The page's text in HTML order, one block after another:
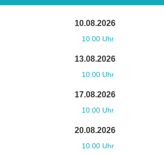
10.08.2026
10:00 Uhr
13.08.2026
10:00 Uhr
17.08.2026
10:00 Uhr
20.08.2026
10:00 Uhr